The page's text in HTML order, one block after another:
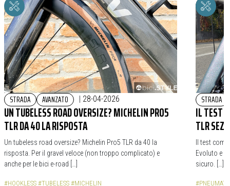
STRADA AVANZATO 28-04-2026
UN TUBELESS ROAD OVERSIZE? MICHELIN PRO5
TLR DA 40 LA RISPOSTA
Un tubeless road oversize? Michelin Pro5 TLR da 40 la
risposta. Per il gravel veloce (non troppo complicato) e
anche per le bici e-road […]
#HOOKLESS #TUBELESS #MICHELIN
STRADA
IL TEST
TLR
Il test
Evoluto e
sicuro. […]